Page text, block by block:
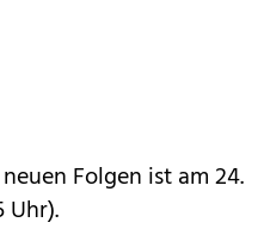
Folgen ist am 24.
Uhr).